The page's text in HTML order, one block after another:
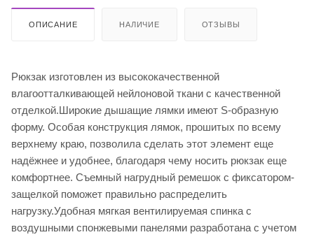
ОПИСАНИЕ НАЛИЧИЕ ОТЗЫВЫ
Рюкзак изготовлен из высококачественной
влагоотталкивающей нейлоновой ткани с качественной
отделкой.Широкие дышащие лямки имеют S-образную
форму. Особая конструкция лямок, прошитых по всему
верхнему краю, позволила сделать этот элемент еще
надёжнее и удобнее, благодаря чему носить рюкзак еще
комфортнее. Съемный нагрудный ремешок с фиксатором-
защелкой поможет правильно распределить
нагрузку.Удобная мягкая вентилируемая спинка с
воздушными спонжевыми панелями разработана с учетом